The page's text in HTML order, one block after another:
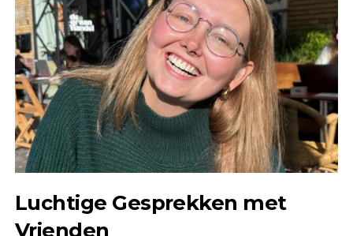
Luchtige Gesprekken met
Vrienden